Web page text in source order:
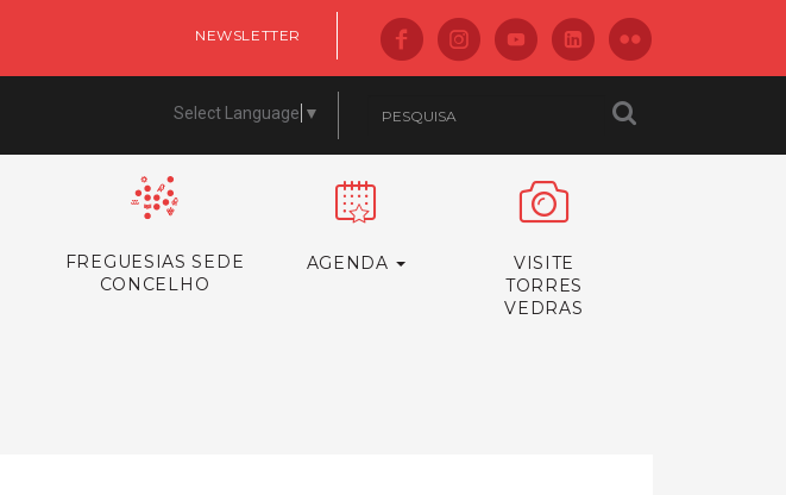
NEWSLETTER
Select Language ▼
FREGUESIAS SEDE
CONCELHO
AGENDA
VISITE
TORRES
VEDRAS